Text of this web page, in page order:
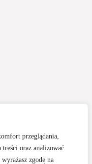
przeglądania,
oraz analizować
zgodę na